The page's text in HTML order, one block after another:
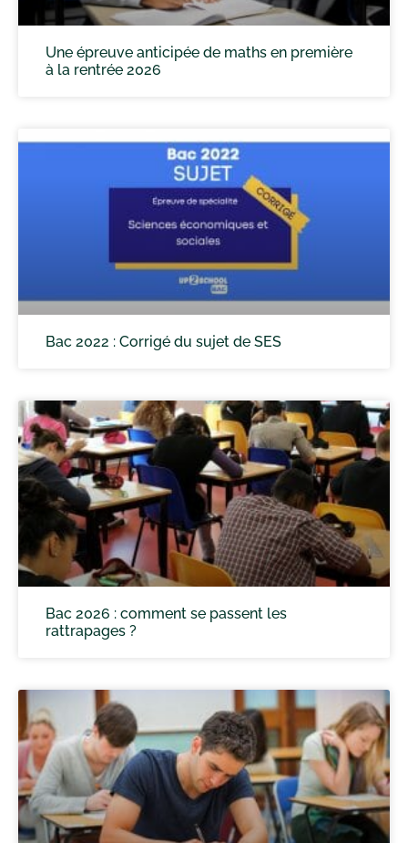
Une épreuve anticipée de maths en première
à la rentrée 2026
Bac 2022 : Corrigé du sujet de SES
Bac 2026 : comment se passent les
rattrapages ?